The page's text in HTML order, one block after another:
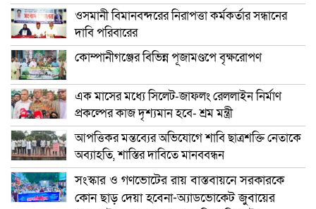
ওসমানী বিমানবন্দরের নিরাপত্তা কর্মকর্তার সন্ধানের
দাবি পরিবারের
কোম্পানীগঞ্জের বিভিন্ন পূজামণ্ডপে বৃক্ষরোপণ
এক মাসের মধ্যে সিলেট-জাফলং রেললাইন নির্মাণ
প্রকল্পের কাজ দৃশ্যমান হবে- শ্রম মন্ত্রী
আপত্তিকর মন্তব্যের অভিযোগে শাবি ছাত্রশক্তি নেতাকে
অব্যাহতি, শাস্তির দাবিতে মানববন্ধন
সংস্কার ও গণভোটের রায় বাস্তবায়নে সরকারকে
কোন ছাড় দেয়া হবেনা-অ্যাডভোকেট জুবায়ের